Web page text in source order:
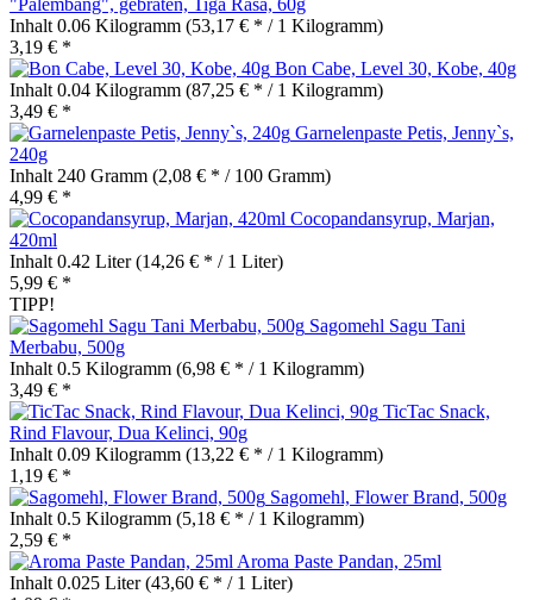
Inhalt 0.06 Kilogramm (53,17 € * / 1 Kilogramm)
3,19 € *
Bon Cabe, Level 30, Kobe, 40g
Inhalt 0.04 Kilogramm (87,25 € * / 1 Kilogramm)
3,49 € *
Garnelenpaste Petis, Jenny`s,
240g
Inhalt 240 Gramm (2,08 € * / 100 Gramm)
4,99 € *
Cocopandansyrup, Marjan,
420ml
Inhalt 0.42 Liter(14,26 € * / 1 Liter)
5,99 € *
TIPP!
Sagomehl Sagu Tani
Merbabu, 500g
Inhalt 0.5 Kilogramm (6,98 € * / 1 Kilogramm)
3,49 € *
TicTac Snack,
Rind Flavour, Dua Kelinci, 90g
Inhalt 0.09 Kilogramm (13,22 € * / 1 Kilogramm)
1,19 € *
Sagomehl, Flower Brand, 500g
Inhalt 0.5 Kilogramm (5,18 € * / 1 Kilogramm)
2,59 € *
Aroma Paste Pandan, 25ml
Inhalt 0.025 Liter(43,60 € * / 1 Liter)